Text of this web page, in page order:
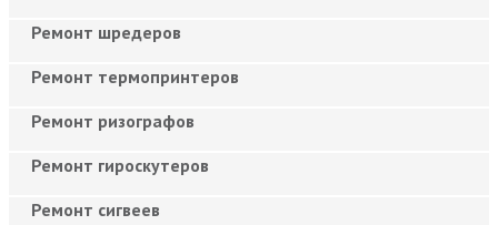
Ремонт шредеров
Ремонт термопринтеров
Ремонт ризографов
Ремонт гироскутеров
Ремонт сигвеев